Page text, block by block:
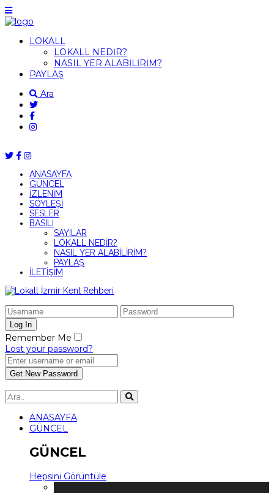
LOKALL
LOKALL NEDİR?
NASIL YER ALABİLİRİM?
PAYLAŞ
Ara
ANASAYFA
GÜNCEL
İZLENİM
SÖYLEŞİ
SESLER
BASILI
SAYILAR
LOKALL NEDİR?
NASIL YER ALABİLİRİM?
PAYLAŞ
İLETİŞİM
Remember Me
Lost your password?
ANASAYFA
GÜNCEL
GÜNCEL
Hepsini Görüntüle